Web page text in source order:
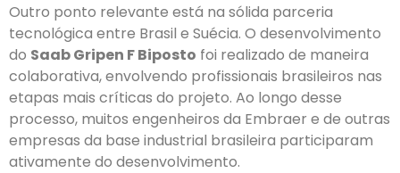
Outro ponto relevante está na sólida parceria
tecnológica entre Brasil e Suécia. O desenvolvimento
do Saab Gripen F Biposto foi realizado de maneira
colaborativa, envolvendo profissionais brasileiros nas
etapas mais críticas do projeto. Ao longo desse
processo, muitos engenheiros da Embraer e de outras
empresas da base industrial brasileira participaram
ativamente do desenvolvimento.